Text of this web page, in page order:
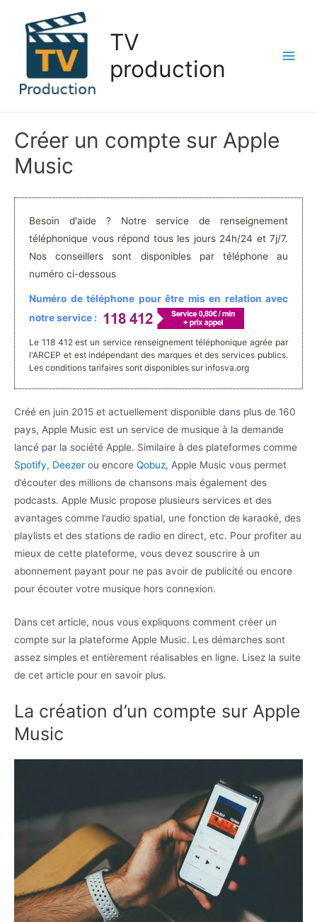
contenu
TV
production
Créer un compte sur Apple
Music
Besoin d'aide ? Notre service de renseignement
téléphonique vous répond tous les jours 24h/24 et 7j/7.
Nos conseillers sont disponibles par téléphone au
numéro ci-dessous
Numéro de téléphone pour être mis en relation avec
notre service :
Le 118 412 est un service renseignement téléphonique agrée par
l'ARCEP et est indépendant des marques et des services publics.
Les conditions tarifaires sont disponibles sur infosva.org
Créé en juin 2015 et actuellement disponible dans plus de 160
pays, Apple Music est un service de musique à la demande
lancé par la société Apple. Similaire à des plateformes comme
Spotify, Deezer ou encore Qobuz, Apple Music vous permet
d’écouter des millions de chansons mais également des
podcasts. Apple Music propose plusieurs services et des
avantages comme l’audio spatial, une fonction de karaoké, des
playlists et des stations de radio en direct, etc. Pour profiter au
mieux de cette plateforme, vous devez souscrire à un
abonnement payant pour ne pas avoir de publicité ou encore
pour écouter votre musique hors connexion.
Dans cet article, nous vous expliquons comment créer un
compte sur la plateforme Apple Music. Les démarches sont
assez simples et entièrement réalisables en ligne. Lisez la suite
de cet article pour en savoir plus.
La création d’un compte sur Apple
Music